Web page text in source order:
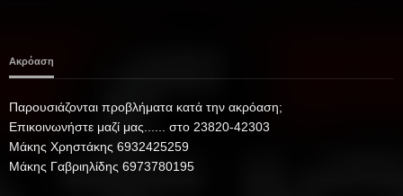
Ακρόαση
Παρουσιάζονται προβλήματα κατά την ακρόαση;
Επικοινωνήστε μαζί μας...... στο 23820-42303
Μάκης Χρηστάκης 6932425259
Μάκης Γαβριηλίδης 6973780195